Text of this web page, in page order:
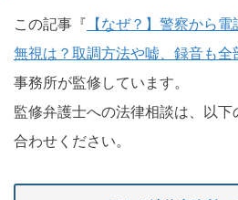
この記事『 【なぜ？】警察から
無視は？取調方法や嘘、録音も全
事務所が監修しています。
監修弁護士への法律相談は、以
合わせください。